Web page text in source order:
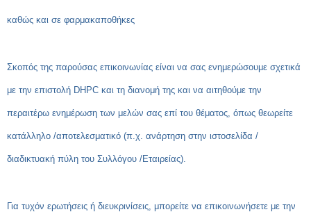
καθώς και σε φαρμακαποθήκες
Σκοπός της παρούσας επικοινωνίας είναι να σας ενημερώσουμε σχετικά
με την επιστολή DHPC και τη διανομή της και να αιτηθούμε την
περαιτέρω ενημέρωση των μελών σας επί του θέματος, όπως θεωρείτε
κατάλληλο /αποτελεσματικό (π.χ. ανάρτηση στην ιστοσελίδα /
διαδικτυακή πύλη του Συλλόγου /Εταιρείας).
Για τυχόν ερωτήσεις ή διευκρινίσεις, μπορείτε να επικοινωνήσετε με την